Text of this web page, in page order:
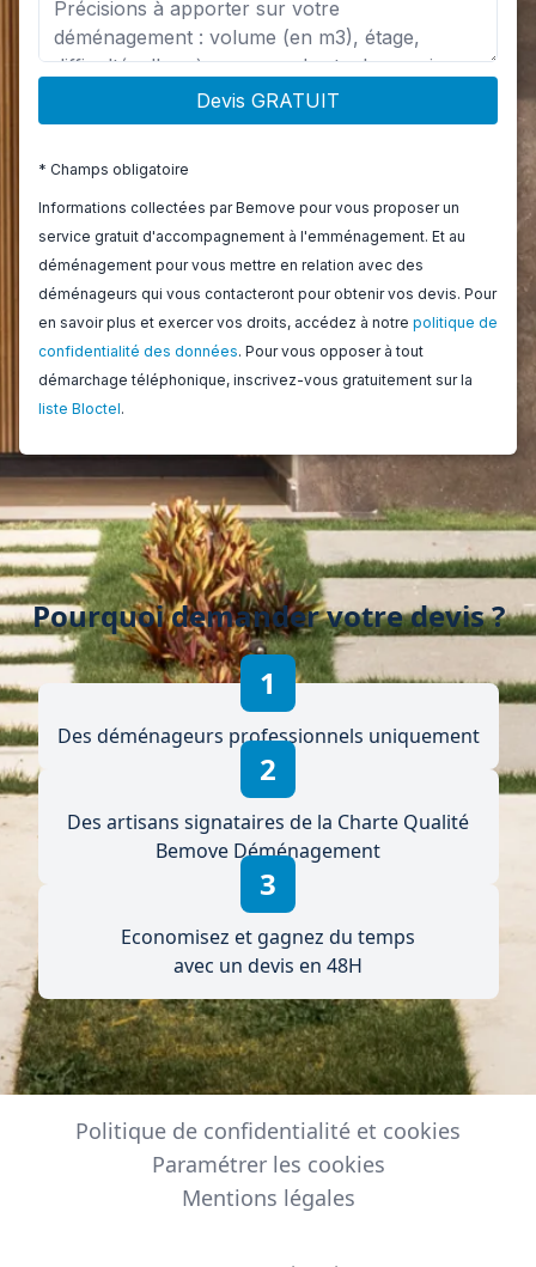
Pourquoi demander votre devis ?
1
Des déménageurs professionnels uniquement
2
Des artisans signataires de la Charte Qualité
Bemove Déménagement
3
Economisez et gagnez du temps
avec un devis en 48H
Politique de confidentialité et cookies
Paramétrer les cookies
Mentions légales